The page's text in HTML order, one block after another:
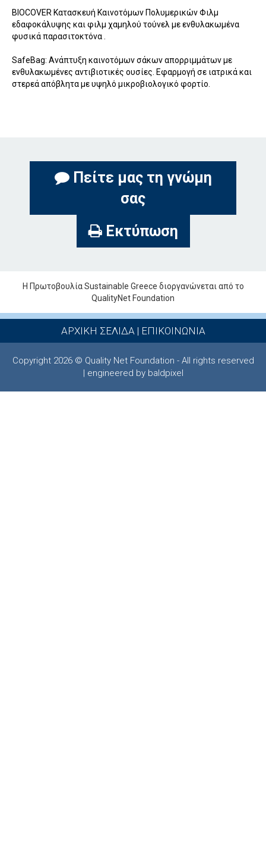
BIOCΟVER Κατασκευή Καινοτόμων Πολυμερικών Φιλμ
εδαφοκάλυψης και φιλμ χαμηλού τούνελ με ενθυλακωμένα
φυσικά παρασιτοκτόνα .
SafeBag: Ανάπτυξη καινοτόμων σάκων απορριμμάτων με
ενθυλακωμένες αντιβιοτικές ουσίες. Εφαρμογή σε ιατρικά και
στερεά απόβλητα με υψηλό μικροβιολογικό φορτίο.
Πείτε μας τη γνώμη
σας
Εκτύπωση
Η Πρωτοβουλία Sustainable Greece διοργανώνεται από το
QualityNet Foundation
ΑΡΧΙΚΗ ΣΕΛΙΔΑ| ΕΠΙΚΟΙΝΩΝΙΑ
Copyright 2026 © Quality Net Foundation - All rights reserved
| engineered by baldpixel